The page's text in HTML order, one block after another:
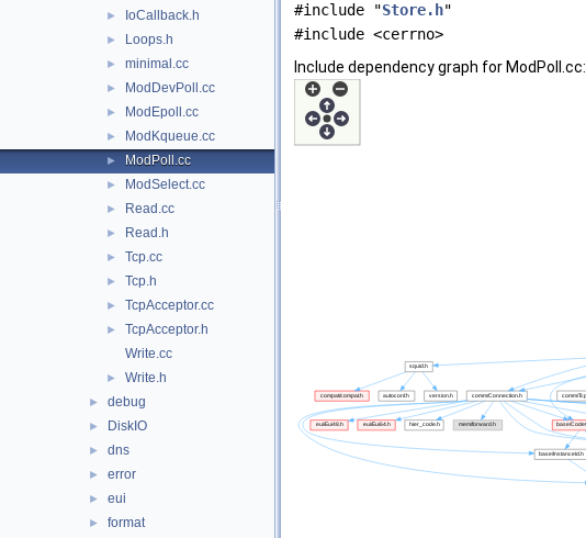
► IoCallback.h
► Loops.h
► minimal.cc
► ModDevPoll.cc
► ModEpoll.cc
► ModKqueue.cc
► ModPoll.cc
► ModSelect.cc
► Read.cc
► Read.h
► Tcp.cc
► Tcp.h
► TcpAcceptor.cc
►
TcpAcceptor.h
Write.cc
► Write.h
► debug
► DiskIO
► dns
► error
► eui
► format
#include "Store.h"
#include <cerrno>
Include dependency graph for ModPoll.cc: